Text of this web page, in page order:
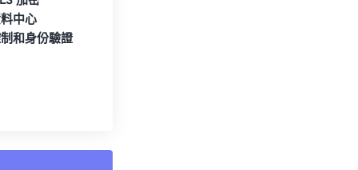
中心
和身份驗證